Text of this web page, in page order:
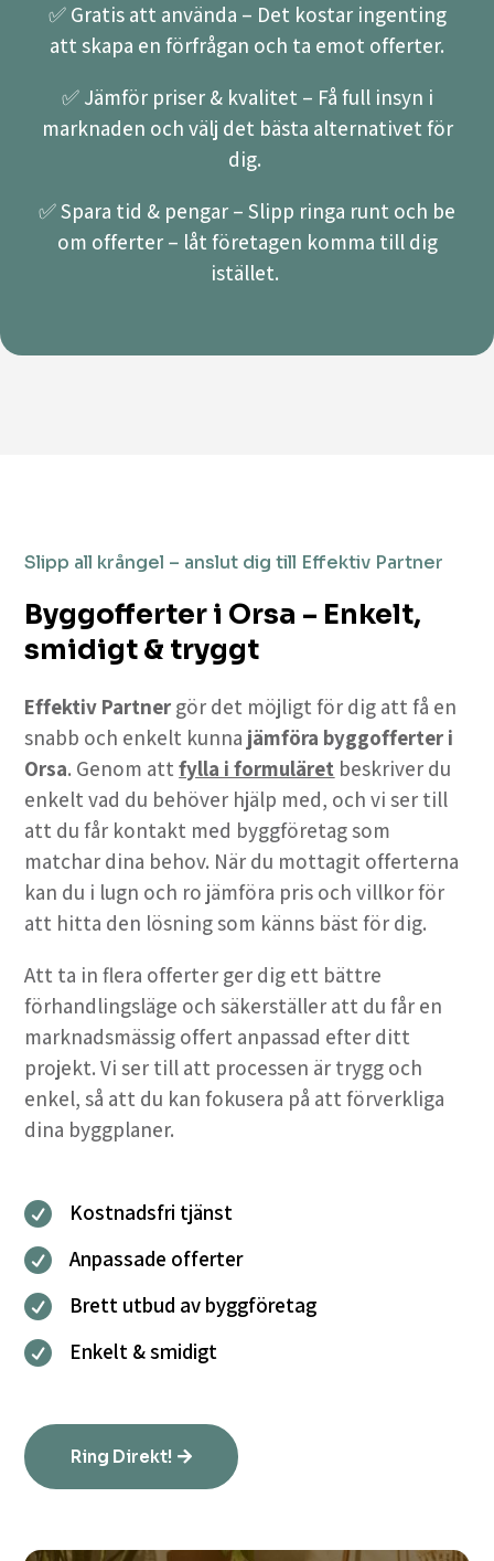
✅ Gratis att använda – Det kostar ingenting
att skapa en förfrågan och ta emot offerter.
✅ Jämför priser & kvalitet – Få full insyn i
marknaden och välj det bästa alternativet för
dig.
✅ Spara tid & pengar – Slipp ringa runt och be
om offerter – låt företagen komma till dig
istället.
Slipp all krångel – anslut dig till Effektiv Partner
Byggofferter i Orsa – Enkelt,
smidigt & tryggt
Effektiv Partner gör det möjligt för dig att få en
snabb och enkelt kunna jämföra byggofferter i
Orsa. Genom attfylla i formuläret beskriver du
enkelt vad du behöver hjälp med, och vi ser till
att du får kontakt med byggföretag som
matchar dina behov. När du mottagit offerterna
kan du i lugn och ro jämföra pris och villkor för
att hitta den lösning som känns bäst för dig.
Att ta in flera offerter ger dig ett bättre
förhandlingsläge och säkerställer att du får en
marknadsmässig offert anpassad efter ditt
projekt. Vi ser till att processen är trygg och
enkel, så att du kan fokusera på att förverkliga
dina byggplaner.
 Kostnadsfri tjänst
 Anpassade offerter
 Brett utbud av byggföretag
 Enkelt & smidigt
Ring Direkt!